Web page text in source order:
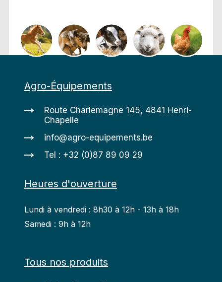
Agro-Équipements
Route Charlemagne 145, 4841 Henri-
Chapelle
info@agro-equipements.be
Tel : +32 (0)87 89 09 29
Heures d'ouverture
Lundi à vendredi : 8h30 à 12h - 13h à 18h
Samedi : 9h à 12h
Tous nos produits